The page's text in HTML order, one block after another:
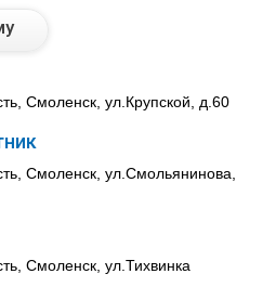
Смоленск, ул.Крупской, д.60
Смоленск, ул.Смольянинова,
Смоленск, ул.Тихвинка